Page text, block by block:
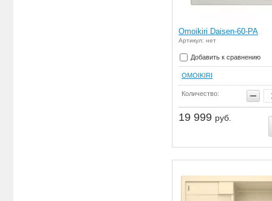
Omoikiri Daisen-60-PA
Артикул: нет
Добавить к сравнению
OMOIKIRI
Количество:
19 999 руб.